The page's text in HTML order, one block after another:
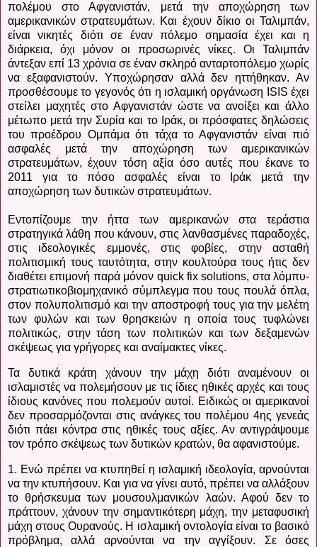
πολέμου στο Αφγανιστάν, μετά την αποχώρηση των
αμερικανικών στρατευμάτων. Και έχουν δίκιο οι Ταλιμπάν,
είναι νικητές διότι σε έναν πόλεμο σημασία έχει και η
διάρκεια, όχι μόνον οι προσωρινές νίκες. Οι Ταλιμπάν
άντεξαν επί 13 χρόνια σε έναν σκληρό ανταρτοπόλεμο χωρίς
να εξαφανιστούν. Υποχώρησαν αλλά δεν ηττήθηκαν. Αν
προσθέσουμε το γεγονός ότι η ισλαμική οργάνωση
ISIS έχει
στείλει μαχητές στο Αφγανιστάν ώστε να ανοίξει και άλλο
μέτωπο μετά την Συρία και το Ιράκ, οι πρόσφατες δηλώσεις
του προέδρου Ομπάμα ότι τάχα το Αφγανιστάν είναι πιό
ασφαλές μετά την αποχώρηση των αμερικανικών
στρατευμάτων, έχουν τόση αξία όσο αυτές που έκανε το
2011 για το πόσο ασφαλές είναι το Ιράκ μετά την
αποχώρηση των δυτικών στρατευμάτων.
Εντοπίζουμε την ήττα των αμερικανών στα τεράστια
στρατηγικά λάθη που κάνουν, στις λανθασμένες παραδοχές,
στις ιδεολογικές εμμονές, στις φοβίες, στην ασταθή
πολιτισμική τους ταυτότητα, στην κουλτούρα τους ήτις δεν
διαθέτει επιμονή παρά μόνον quick fix solutions, στα λόμπυ-
στρατιωτικοβιομηχανικό σύμπλεγμα που τους πουλά όπλα,
στον πολυπολιτισμό και την αποστροφή τους για την μελέτη
των φυλών και των θρησκειών η οποία τους τυφλώνει
πολιτικώς, στην τάση των πολιτικών και των δεξαμενών
σκέψεως για γρήγορες και αναίμακτες νίκες.
Τα δυτικά κράτη χάνουν την μάχη διότι αναμένουν οι
ισλαμιστές να πολεμήσουν με τις ίδιες ηθικές αρχές και τους
ίδιους κανόνες που πολεμούν αυτοί. Ειδικώς οι αμερικανοί
δεν προσαρμόζονται στις ανάγκες του πολέμου 4ης γενεάς
διότι πάει κόντρα στις ηθικές τους αξίες. Αν αντιγράψουμε
τον τρόπο σκέψεως των δυτικών κρατών, θα αφανιστούμε.
1. Ενώ πρέπει να κτυπηθεί η ισλαμική ιδεολογία, αρνούνται
να την κτυπήσουν. Και για να γίνει αυτό, πρέπει να αλλάξουν
το θρήσκευμα των μουσουλμανικών λαών. Αφού δεν το
πράττουν, χάνουν την σημαντικότερη μάχη, την μεταφυσική
μάχη στους Ουρανούς. Η ισλαμική οντολογία είναι το βασικό
πρόβλημα, αλλά αρνούνται να την αγγίξουν. Σε όσες